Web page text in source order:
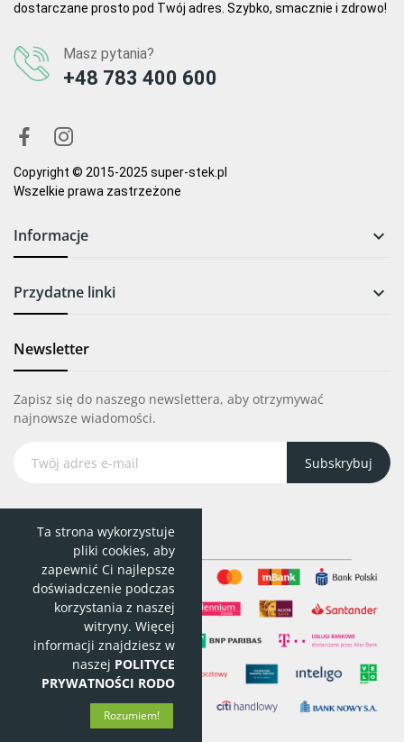
dostarczane prosto pod Twój adres. Szybko, smacznie i zdrowo!
Masz pytania?
+48 783 400 600
Copyright © 2015-2025 super-stek.pl
Wszelkie prawa zastrzeżone
Informacje 
Przydatne linki 
Newsletter
Zapisz się do naszego newslettera, aby otrzymywać
najnowsze wiadomości.
Subskrybuj
Ta strona wykorzystuje
pliki cookies, aby
zapewnić Ci najlepsze
doświadczenie podczas
korzystania z naszej
witryny. Więcej
informacji znajdziesz w
naszej POLITYCE
PRYWATNOŚCI RODO
Rozumiem!